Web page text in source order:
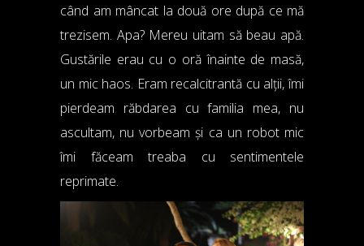
când am mâncat la două ore după ce mă
trezisem. Apa? Mereu uitam să beau apă.
Gustările erau cu o oră înainte de masă,
un mic haos. Eram recalcitrantă cu alții, îmi
pierdeam răbdarea cu familia mea, nu
ascultam, nu vorbeam și ca un robot mic
îmi făceam treaba cu sentimentele
reprimate.